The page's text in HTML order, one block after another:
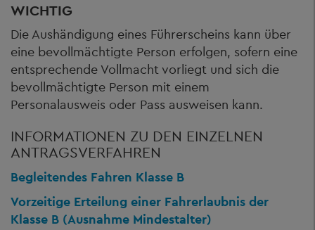
WICHTIG
Die Aushändigung eines Führerscheins kann über
eine bevollmächtigte Person erfolgen, sofern eine
entsprechende Vollmacht vorliegt und sich die
bevollmächtigte Person mit einem
Personalausweis oder Pass ausweisen kann.
INFORMATIONEN ZU DEN EINZELNEN
ANTRAGSVERFAHREN
Begleitendes Fahren Klasse B
Vorzeitige Erteilung einer Fahrerlaubnis der
Klasse B (Ausnahme Mindestalter)